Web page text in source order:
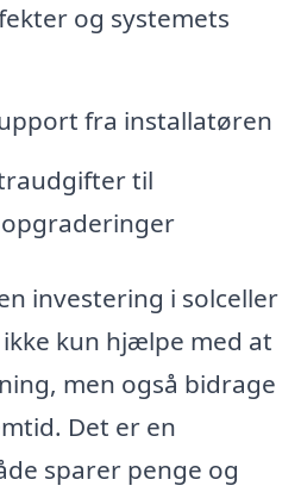
og systemets
fra installatøren
til
investering i solceller
kun hjælpe med at
men også bidrage
Det er en
sparer penge og